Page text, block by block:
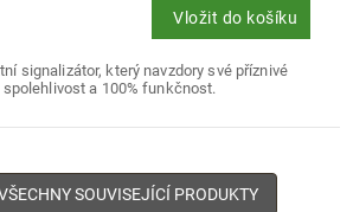
Vložit do košíku
signalizátor, který navzdory své příznivé
a 100% funkčnost.
SOUVISEJÍCÍ PRODUKTY